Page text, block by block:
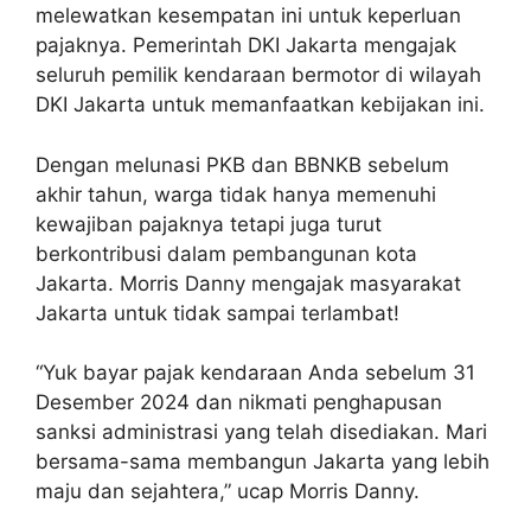
melewatkan kesempatan ini untuk keperluan
pajaknya. Pemerintah DKI Jakarta mengajak
seluruh pemilik kendaraan bermotor di wilayah
DKI Jakarta untuk memanfaatkan kebijakan ini.
Dengan melunasi PKB dan BBNKB sebelum
akhir tahun, warga tidak hanya memenuhi
kewajiban pajaknya tetapi juga turut
berkontribusi dalam pembangunan kota
Jakarta. Morris Danny mengajak masyarakat
Jakarta untuk tidak sampai terlambat!
“Yuk bayar pajak kendaraan Anda sebelum 31
Desember 2024 dan nikmati penghapusan
sanksi administrasi yang telah disediakan. Mari
bersama-sama membangun Jakarta yang lebih
maju dan sejahtera,” ucap Morris Danny.